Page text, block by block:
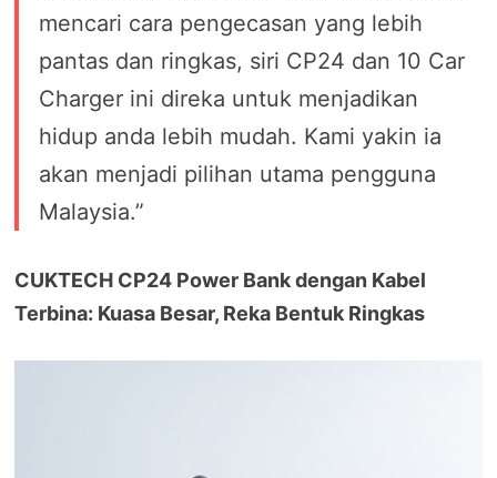
mencari cara pengecasan yang lebih
pantas dan ringkas, siri CP24 dan 10 Car
Charger ini direka untuk menjadikan
hidup anda lebih mudah. Kami yakin ia
akan menjadi pilihan utama pengguna
Malaysia.”
CUKTECH CP24 Power Bank dengan Kabel
Terbina: Kuasa Besar, Reka Bentuk Ringkas